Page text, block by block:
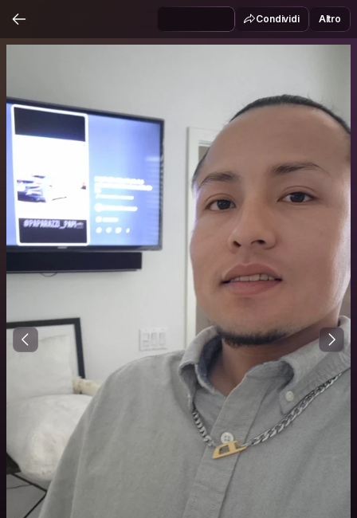
Condividi Altro